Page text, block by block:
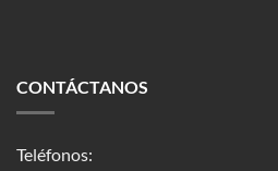
CONTÁCTANOS
Teléfonos: